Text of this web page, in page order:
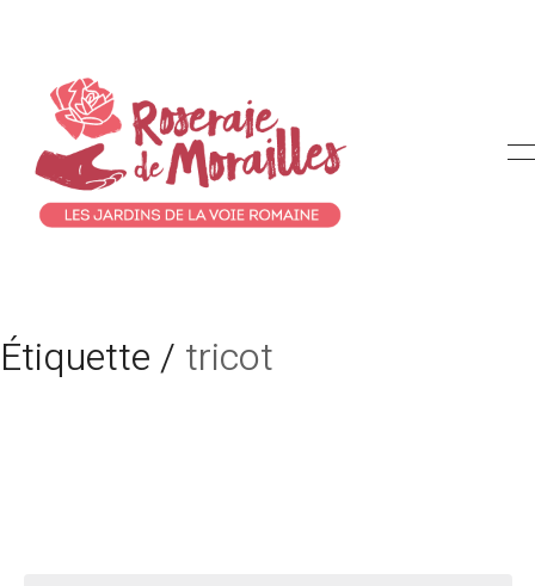
Étiquette / tricot